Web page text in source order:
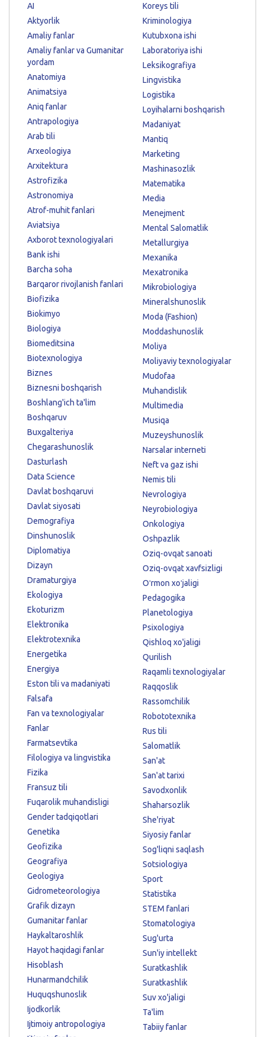
AI
Aktyorlik
Amaliy fanlar
Amaliy fanlar va Gumanitar
yordam
Anatomiya
Animatsiya
Aniq fanlar
Antrapologiya
Arab tili
Arxeologiya
Arxitektura
Astrofizika
Astronomiya
Atrof-muhit fanlari
Aviatsiya
Axborot texnologiyalari
Bank ishi
Barcha soha
Barqaror rivojlanish fanlari
Biofizika
Biokimyo
Biologiya
Biomeditsina
Biotexnologiya
Biznes
Biznesni boshqarish
Boshlang'ich ta'lim
Boshqaruv
Buxgalteriya
Chegarashunoslik
Dasturlash
Data Science
Davlat boshqaruvi
Davlat siyosati
Demografiya
Dinshunoslik
Diplomatiya
Dizayn
Dramaturgiya
Ekologiya
Ekoturizm
Elektronika
Elektrotexnika
Energetika
Energiya
Eston tili va madaniyati
Falsafa
Fan va texnologiyalar
Fanlar
Farmatsevtika
Filologiya va lingvistika
Fizika
Fransuz tili
Fuqarolik muhandisligi
Gender tadqiqotlari
Genetika
Geofizika
Geografiya
Geologiya
Gidrometeorologiya
Grafik dizayn
Gumanitar fanlar
Haykaltaroshlik
Hayot haqidagi fanlar
Hisoblash
Hunarmandchilik
Huquqshunoslik
Ijodkorlik
Ijtimoiy antropologiya
Koreys tili
Kriminologiya
Kutubxona ishi
Laboratoriya ishi
Leksikografiya
Lingvistika
Logistika
Loyihalarni boshqarish
Madaniyat
Mantiq
Marketing
Mashinasozlik
Matematika
Media
Menejment
Mental Salomatlik
Metallurgiya
Mexanika
Mexatronika
Mikrobiologiya
Mineralshunoslik
Moda (Fashion)
Moddashunoslik
Moliya
Moliyaviy texnologiyalar
Mudofaa
Muhandislik
Multimedia
Musiqa
Muzeyshunoslik
Narsalar interneti
Neft va gaz ishi
Nemis tili
Nevrologiya
Neyrobiologiya
Onkologiya
Oshpazlik
Oziq-ovqat sanoati
Oziq-ovqat xavfsizligi
Oʻrmon xoʻjaligi
Pedagogika
Planetologiya
Psixologiya
Qishloq xo'jaligi
Qurilish
Raqamli texnologiyalar
Raqqoslik
Rassomchilik
Robototexnika
Rus tili
Salomatlik
San'at
San'at tarixi
Savodxonlik
Shaharsozlik
She'riyat
Siyosiy fanlar
Sog'liqni saqlash
Sotsiologiya
Sport
Statistika
STEM fanlari
Stomatologiya
Sug'urta
Sun'iy intellekt
Suratkashlik
Suratkashlik
Suv xo'jaligi
Ta'lim
Tabiiy fanlar